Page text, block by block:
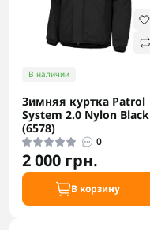
В наличии
Зимняя куртка Patrol
System 2.0 Nylon Black
(6578)
0
2 000 грн.
В корзину